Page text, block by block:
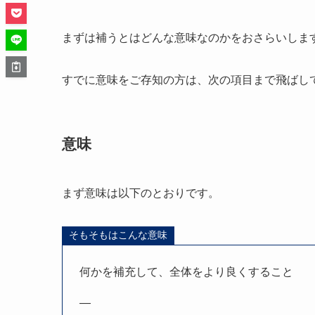
まずは補うとはどんな意味なのかをおさらいしま
すでに意味をご存知の方は、次の項目まで飛ばし
意味
まず意味は以下のとおりです。
そもそもはこんな意味
何かを補充して、全体をより良くすること
—